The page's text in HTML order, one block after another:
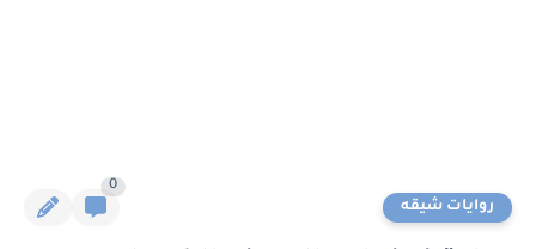
روايات شيقه
0